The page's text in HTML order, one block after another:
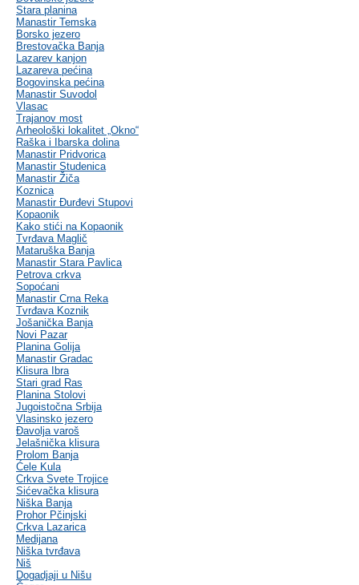
Stara planina
Manastir Temska
Borsko jezero
Brestovačka Banja
Lazarev kanjon
Lazareva pećina
Bogovinska pećina
Manastir Suvodol
Vlasac
Trajanov most
Arheološki lokalitet „Okno“
Raška i Ibarska dolina
Manastir Pridvorica
Manastir Studenica
Manastir Žiča
Koznica
Manastir Đurđevi Stupovi
Kopaonik
Kako stići na Kopaonik
Tvrđava Maglič
Mataruška Banja
Manastir Stara Pavlica
Petrova crkva
Sopoćani
Manastir Crna Reka
Tvrđava Koznik
Jošanička Banja
Novi Pazar
Planina Golija
Manastir Gradac
Klisura Ibra
Stari grad Ras
Planina Stolovi
Jugoistočna Srbija
Vlasinsko jezero
Đavolja varoš
Jelašnička klisura
Prolom Banja
Ćele Kula
Crkva Svete Trojice
Sićevačka klisura
Niška Banja
Prohor Pčinjski
Crkva Lazarica
Medijana
Niška tvrđava
Niš
Dogadjaji u Nišu